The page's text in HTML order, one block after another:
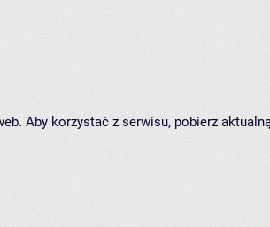
Aby korzystać z serwisu, pobierz